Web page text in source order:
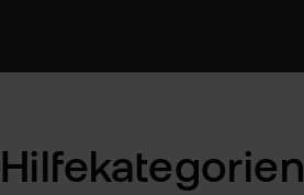
Hilfekategorien